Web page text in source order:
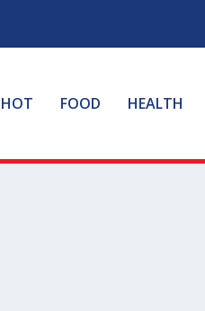
HOT FOOD HEALTH